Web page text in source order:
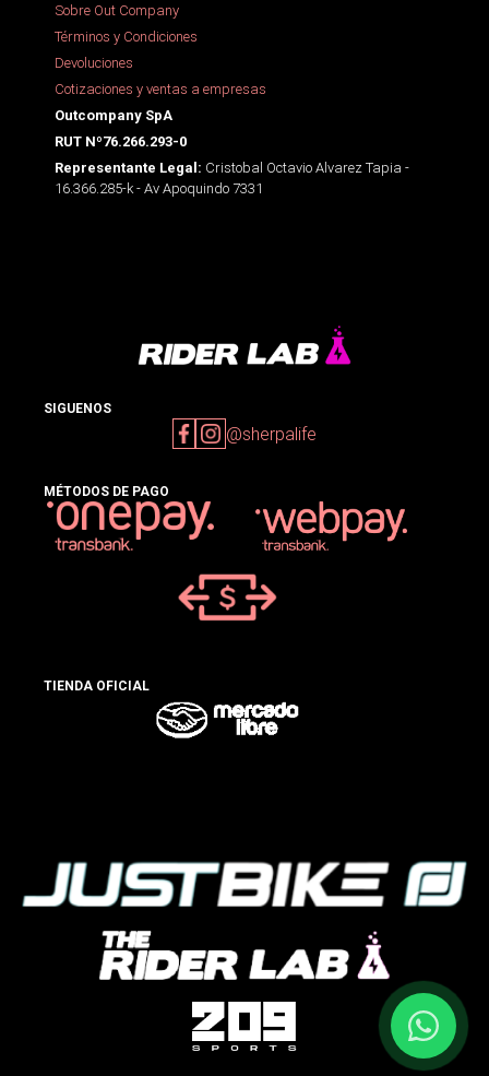
Sobre Out Company
Términos y Condiciones
Devoluciones
Cotizaciones y ventas a empresas
Outcompany SpA
RUT Nº76.266.293-0
Representante Legal: Cristobal Octavio Alvarez Tapia -
16.366.285-k - Av Apoquindo 7331
SIGUENOS
@sherpalife
MÉTODOS DE PAGO
TIENDA OFICIAL